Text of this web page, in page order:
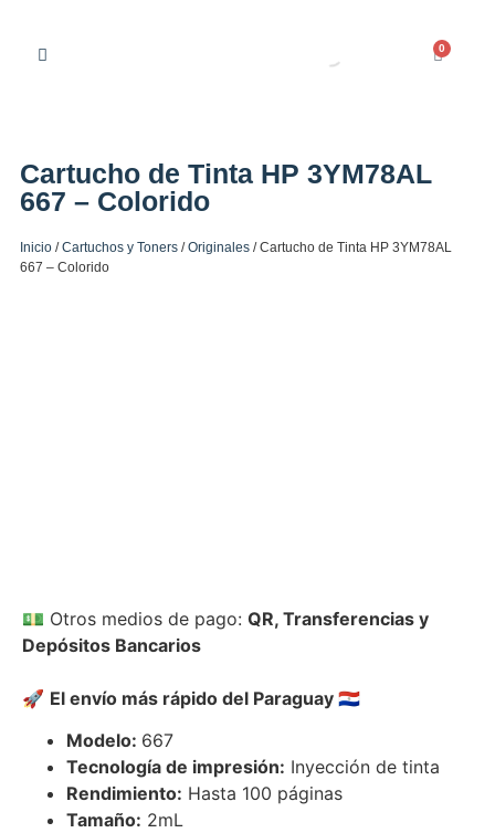
0
Cartucho de Tinta HP 3YM78AL
667 – Colorido
Inicio /Cartuchos y Toners /Originales / Cartucho de Tinta HP 3YM78AL
667 – Colorido
💵 Otros medios de pago: QR, Transferencias y
Depósitos Bancarios
🚀 El envío más rápido del Paraguay 🇵🇾
Modelo: 667
Tecnología de impresión: Inyección de tinta
Rendimiento: Hasta 100 páginas
Tamaño: 2mL